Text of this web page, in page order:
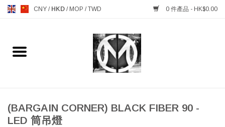
CNY / HKD / MOP /TWD 0 件產品 - HK$0.00
主頁
MANKS ANTIQUES 古董
(BARGAIN CORNER) BLACK FIBER 90 -
LED 筒吊燈